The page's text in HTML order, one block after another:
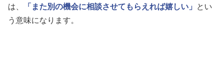
は、 「また別の機会に相談させてもらえれば嬉しい」
とい
う意味になります。